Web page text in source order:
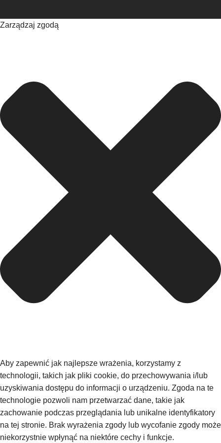
Zarządzaj zgodą
Aby zapewnić jak najlepsze wrażenia, korzystamy z
technologii, takich jak pliki cookie, do przechowywania i/lub
uzyskiwania dostępu do informacji o urządzeniu. Zgoda na te
technologie pozwoli nam przetwarzać dane, takie jak
zachowanie podczas przeglądania lub unikalne identyfikatory
na tej stronie. Brak wyrażenia zgody lub wycofanie zgody może
niekorzystnie wpłynąć na niektóre cechy i funkcje.